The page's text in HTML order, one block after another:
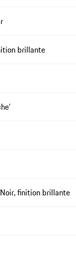
brillante
finition brillante